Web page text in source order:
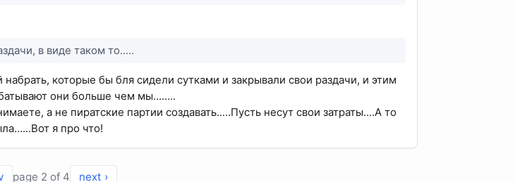
в виде таком то.....
которые бы бля сидели сутками и закрывали свои раздачи, и этим
они больше чем мы........
а не пиратские партии создавать.....Пусть несут свои затраты....А то
я про что!
page 2 of 4 next ›